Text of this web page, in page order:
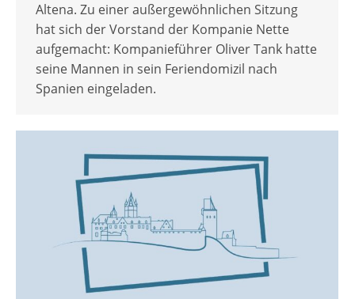
Altena. Zu einer außergewöhnlichen Sitzung
hat sich der Vorstand der Kompanie Nette
aufgemacht: Kompanieführer Oliver Tank hatte
seine Mannen in sein Feriendomizil nach
Spanien eingeladen.